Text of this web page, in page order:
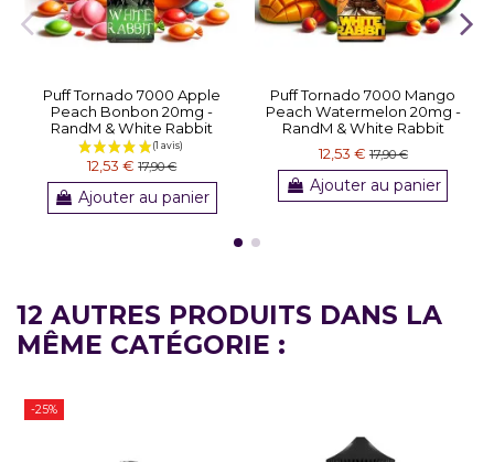
Puff Tornado 7000 Apple
Peach Bonbon 20mg -
RandM & White Rabbit
12,53 €17,90 €
Ajouter au panier
Puff Tornado 7000 Mango
Peach Watermelon 20mg -
RandM & White Rabbit
12,53 € 17,90 €
Ajouter au panier
12 AUTRES PRODUITS DANS LA
MÊME CATÉGORIE :
-25%